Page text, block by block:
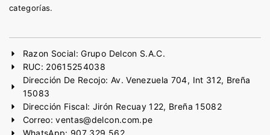
categorías.
Razon Social: Grupo Delcon S.A.C.
RUC: 20615254038
Dirección De Recojo: Av. Venezuela 704, Int 312, Breña
15083
Dirección Fiscal: Jirón Recuay 122, Breña 15082
Correo: ventas@delcon.com.pe
WhatsApp: 907 329 562